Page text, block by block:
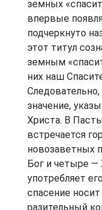
земных
впервые
подчеркнуто
этот титул
земным
них наш
значение,
Христа. В
встречается
новозаветных
Бог и четыре —
употребляет
спасение
разительный